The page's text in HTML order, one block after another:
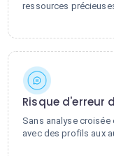
ressources
Risque d'erreur
Sans analyse
avec des profils aux